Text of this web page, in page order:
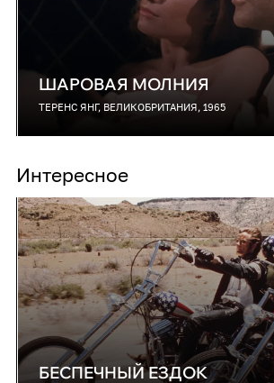
ШАРОВАЯ МОЛНИЯ
ТЕРЕНС ЯНГ, ВЕЛИКОБРИТАНИЯ, 1965
Интересное
БЕСПЕЧНЫЙ ЕЗДОК